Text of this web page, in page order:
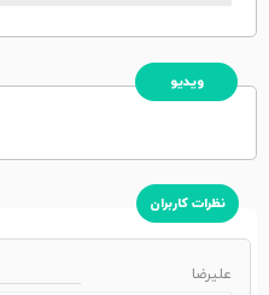
ویدیو
نظرات کاربران
علیرضا